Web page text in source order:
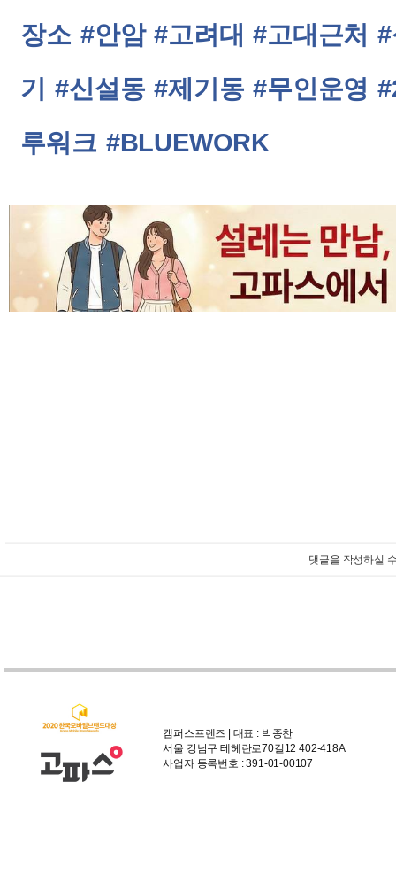
장소 #안암 #고려대 #고대근처
기
#신설동 #제기동 #무인운영
루워크 #BLUEWORK
댓글을 작성하실
캠퍼스프렌즈 | 대표 : 박종찬
서울 강남구 테헤란로70길12 402-418A
사업자 등록번호 : 391-01-00107